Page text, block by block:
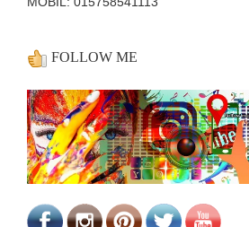
FOLLOW ME